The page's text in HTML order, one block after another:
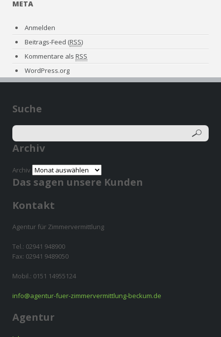
META
Anmelden
Beitrags-Feed (RSS)
Kommentare alsRSS
WordPress.org
Suche
Archiv
Archiv
Das sagen unsere Kunden
Kontakt
Agentur für Zimmervermittlung
Tel.: 02941 948900
Fax: 02941 9489050
Mobil.: 0151 14955124
info@agentur-fuer-zimmervermittlung-beckum.de
Agentur